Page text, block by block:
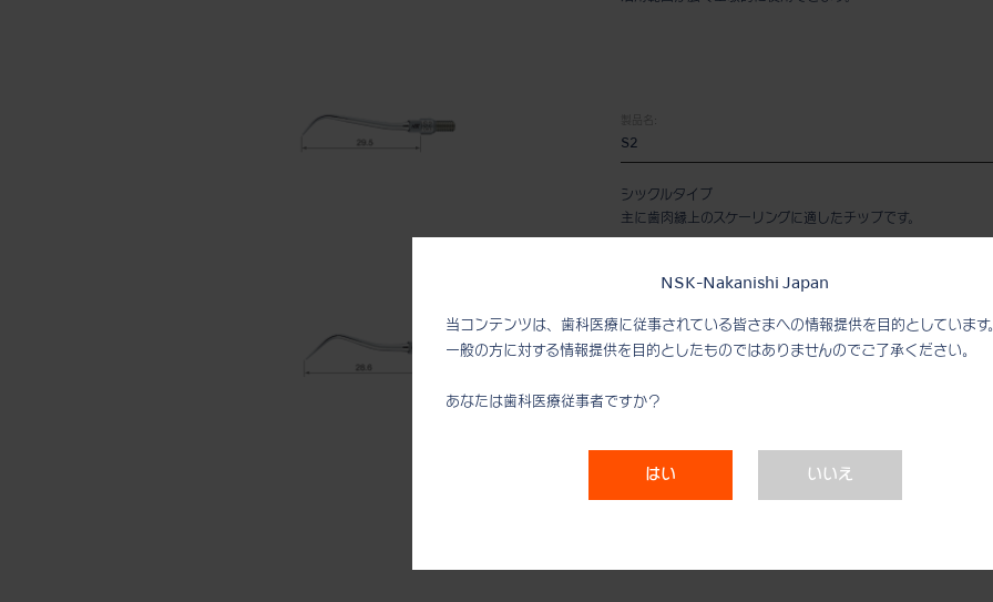
NSK-Nakanishi Japan
当コンテンツは、歯科医療に従事されている皆さまへの情報提供を目的としています
一般の方に対する情報提供を目的としたものではありませんのでご了承ください。
あなたは歯科医療従事者ですか？
はい いいえ
製品名:
S2
シックルタイプ
主に歯肉縁上のスケーリングに適したチップです。
製品名:
チップ先端が細く、歯間部や歯肉辺縁への操作も行いやすい形